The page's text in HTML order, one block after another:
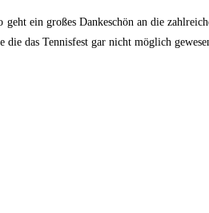
geht ein großes Dankeschön an die
das Tennisfest gar nicht möglich